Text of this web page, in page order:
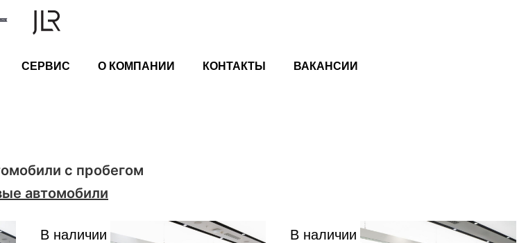
СЕРВИС О КОМПАНИИ КОНТАКТЫ ВАКАНСИИ
с пробегом
автомобили
В наличии В наличии